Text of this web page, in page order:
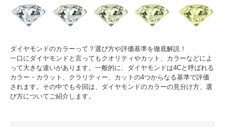
ダイヤモンドのカラーって？選び方や評価基準を徹底解説！
一口にダイヤモンドと言ってもクオリティやカット、カラーなどによ
って大きな違いがあります。一般的に、ダイヤモンドは4Cと呼ばれる
カラー・カラット、クラリティー、カットの4つからなる基準で評価
されます。その中でも今回は、ダイヤモンドのカラーの見分け方、選
び方についてご紹介します。